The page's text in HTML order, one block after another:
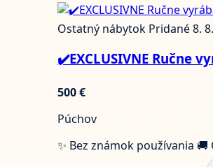
Ostatný nábytok Pridané 8.
✔️EXCLUSIVNE Ručne
500 €
Púchov
✨ Bez známok používania 🚚